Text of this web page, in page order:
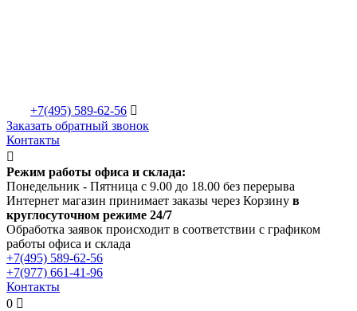
+7(495) 589-62-56 
Заказать обратный звонок
Контакты

Режим работы офиса и склада:
Понедельник - Пятница с 9.00 до 18.00 без перерыва
Интернет магазин принимает заказы через Корзину в
круглосуточном режиме 24/7
Обработка заявок происходит в соответствии с графиком
работы офиса и склада
+7(495) 589-62-56
+7(977) 661-41-96
Контакты
0 